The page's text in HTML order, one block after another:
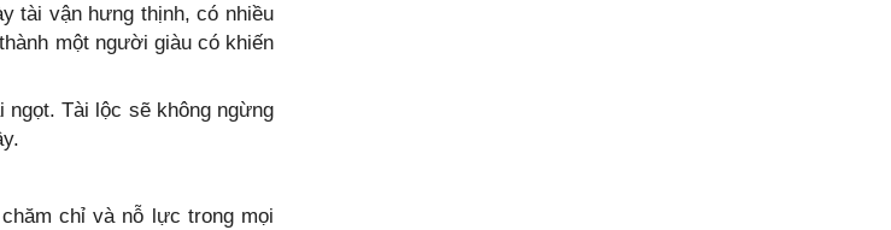
tài vận hưng thịnh, có nhiều
một người giàu có khiến
ngọt. Tài lộc sẽ không ngừng
chỉ và nỗ lực trong mọi